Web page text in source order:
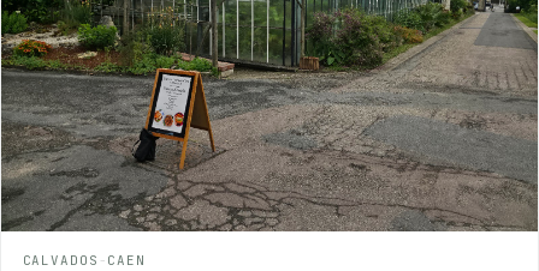
CALVADOS - CAEN